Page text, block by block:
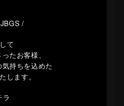
/
て
たお客様、
持ちを込めた
します。
ラ